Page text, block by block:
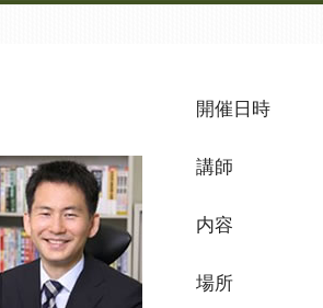
開催日時
講師
内容
場所